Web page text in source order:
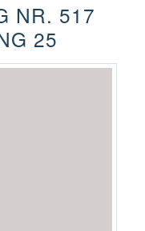
NR. 517
25